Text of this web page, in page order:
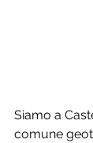
Siamo a
comune